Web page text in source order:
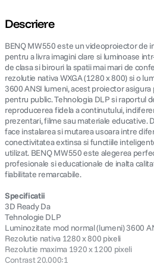
Descriere
BENQ MW550 este un videoproiector de
pentru a livra imagini clare si luminoase
de clasa si birouri la spatii mai mari de
rezolutie nativa WXGA (1280 x 800) si o
3600 ANSI lumeni, acest proiector
pentru public. Tehnologia DLP si raportul
reproducerea fidela a continutului,
prezentari, filme sau materiale educative.
face instalarea si mutarea usoara intre
conectivitatea extinsa si functiile
utilizat. BENQ MW550 este alegerea
profesionale si educationale de inalta
fiabilitate remarcabile.
Specificatii
3D Ready Da
Tehnologie DLP
Luminozitate mod normal (lumeni) 3600
Rezolutie nativa 1280 x 800 pixeli
Rezolutie maxima 1920 x 1200 pixeli
Contrast 20.000:1